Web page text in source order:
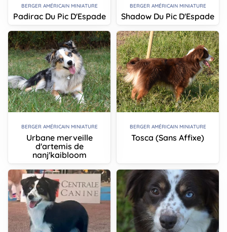
BERGER AMÉRICAIN MINIATURE
Padirac Du Pic D'Espade
BERGER AMÉRICAIN MINIATURE
Shadow Du Pic D'Espade
BERGER AMÉRICAIN MINIATURE
Urbane merveille
d'artemis de
nanj'kaibloom
BERGER AMÉRICAIN MINIATURE
Tosca (Sans Affixe)